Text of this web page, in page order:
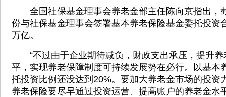
全国社保基金理事会养老金部主任陈向京指出，
份与社保基金理事会签署基本养老保险基金委托投资
万亿。
“不过由于企业期待减负，财政支出承压，提升养
平，实现养老保障制度可持续发展势在必行。以基本
托投资比例还没达到20%。要加大养老金市场的投资
养老保险要尽早通过投资运营、提高账户的养老金水